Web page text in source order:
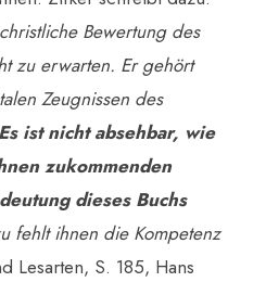
Bewertung des
zu erwarten. Er gehört
Zeugnissen des
Es ist nicht absehbar, wie
zukommenden
dieses Buchs
fehlt ihnen die Kompetenz
Lesarten, S. 185, Hans